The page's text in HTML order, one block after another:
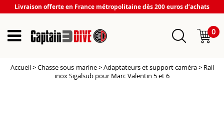
Livraison offerte en France métropolitaine dès 200 euros d’achats
0
Accueil >Chasse sous-marine >Adaptateurs et support caméra > Rail
inox Sigalsub pour Marc Valentin 5 et 6